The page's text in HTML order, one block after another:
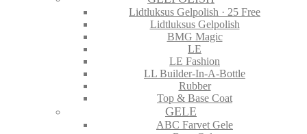
Lidtluksus Gelpolish · 25 Free
Lidtluksus Gelpolish
BMG Magic
LE
LE Fashion
LL Builder-In-A-Bottle
Rubber
Top & Base Coat
GELE
ABC Farvet Gele